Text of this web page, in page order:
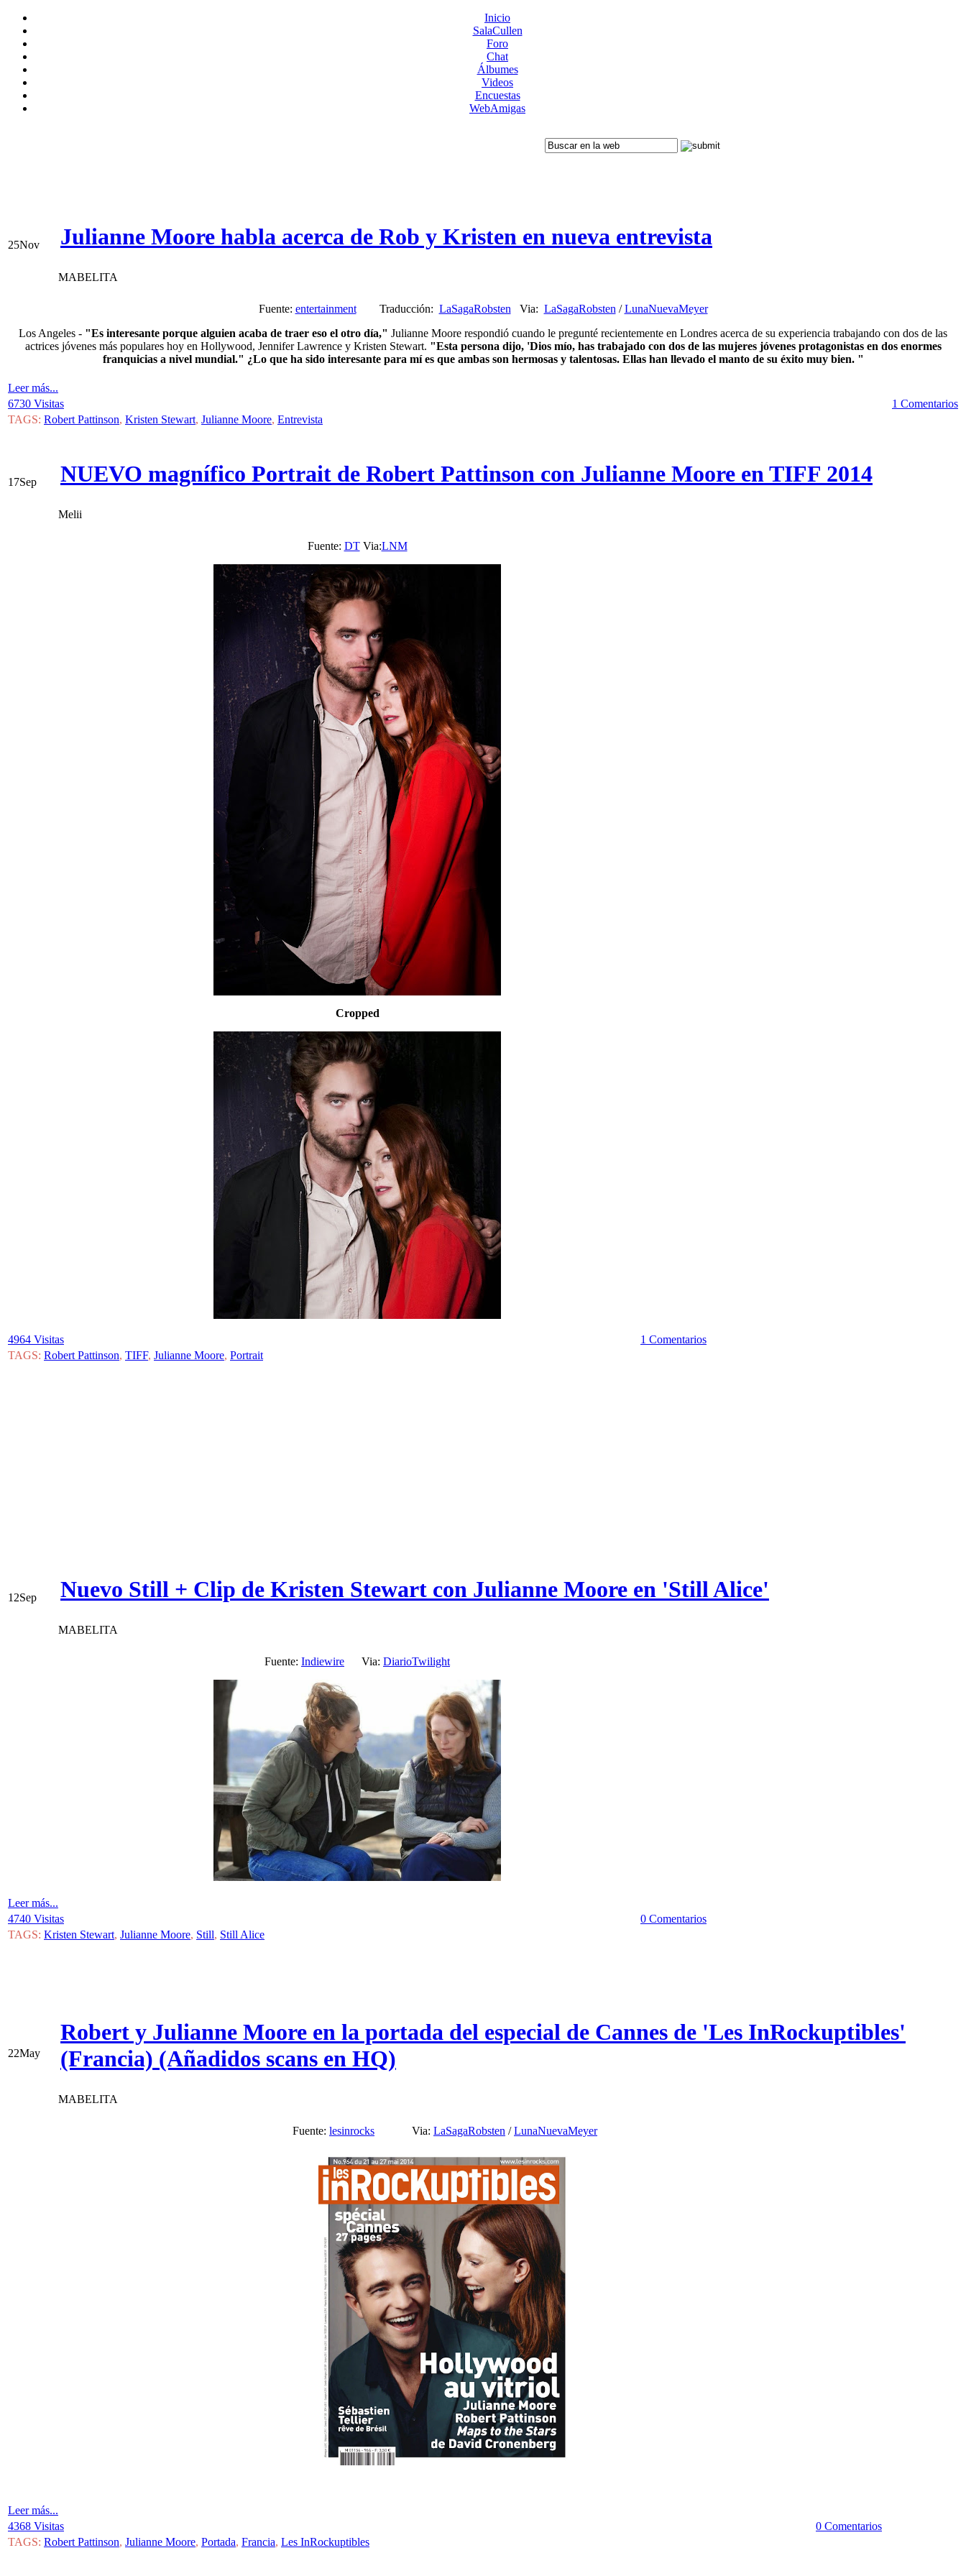
Inicio
SalaCullen
Foro
Chat
Álbumes
Videos
Encuestas
WebAmigas
25Nov Julianne Moore habla acerca de Rob y Kristen en nueva entrevista
MABELITA
Fuente: entertainmentTraducción: LaSagaRobsten Via: LaSagaRobsten /LunaNuevaMeyer
Los Angeles - "Es interesante porque alguien acaba de traer eso el otro día," Julianne Moore respondió cuando le pregunté recientemente en Londres acerca de su experiencia trabajando con dos de las
actrices jóvenes más populares hoy en Hollywood, Jennifer Lawrence y Kristen Stewart. "Esta persona dijo, 'Dios mío, has trabajado con dos de las mujeres jóvenes protagonistas en dos enormes
franquicias a nivel mundial." ¿Lo que ha sido interesante para mí es que ambas son hermosas y talentosas. Ellas han llevado el manto de su éxito muy bien. "
Leer más...
6730 Visitas
1 Comentarios
TAGS: Robert Pattinson, Kristen Stewart, Julianne Moore, Entrevista
17Sep NUEVO magnífico Portrait de Robert Pattinson con Julianne Moore en TIFF 2014
Melii
Fuente: DTVia:LNM
Cropped
4964 Visitas
1 Comentarios
TAGS: Robert Pattinson, TIFF, Julianne Moore, Portrait
12Sep Nuevo Still + Clip de Kristen Stewart con Julianne Moore en 'Still Alice'
MABELITA
Fuente: Indiewire Via: DiarioTwilight
Leer más...
4740 Visitas
0 Comentarios
TAGS: Kristen Stewart, Julianne Moore, Still, Still Alice
22May
Robert y Julianne Moore en la portada del especial de Cannes de 'Les InRockuptibles'
(Francia) (Añadidos scans en HQ)
MABELITA
Fuente: lesinrocks Via: LaSagaRobsten /LunaNuevaMeyer
Leer más...
4368 Visitas
0 Comentarios
TAGS: Robert Pattinson, Julianne Moore, Portada, Francia, Les InRockuptibles